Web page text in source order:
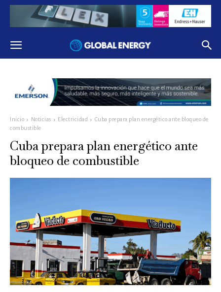
Inicio Noticias Electricidad
Cuba prepara plan energético ante bloqueo de
combustible
Cuba prepara plan energético ante
bloqueo de combustible